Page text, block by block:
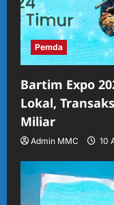
Pemda
Bartim Expo
Lokal,
Miliar
Admin MMC 10